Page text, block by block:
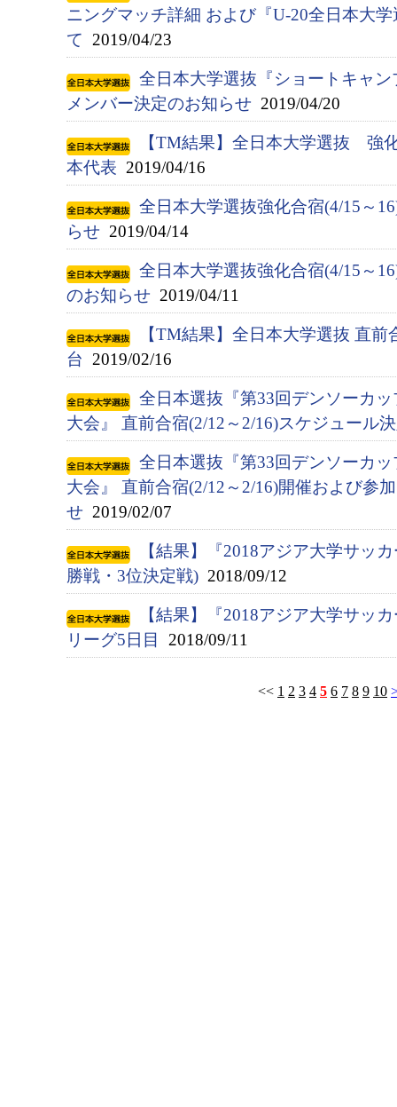
ニングマッチ詳細 および『U-20全日本大
て 2019/04/23
全日本大学選抜『ショートキャ
メンバー決定のお知らせ 2019/04/20
【TM結果】全日本大学選抜 強
本代表 2019/04/16
全日本大学選抜強化合宿(4/15～
らせ 2019/04/14
全日本大学選抜強化合宿(4/15～
のお知らせ 2019/04/11
【TM結果】全日本大学選抜 直
台 2019/02/16
全日本選抜『第33回デンソーカ
大会』 直前合宿(2/12～2/16)スケジュール
全日本選抜『第33回デンソーカ
大会』 直前合宿(2/12～2/16)開催および参
せ 2019/02/07
【結果】『2018アジア大学サッ
勝戦・3位決定戦) 2018/09/12
【結果】『2018アジア大学サッ
リーグ5日目
2018/09/11
<< 1 2 3 4 5 6 7 8 9 10